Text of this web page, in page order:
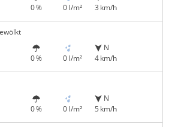
0 % 0 l/m²
3 km/h
0 % 0 l/m²
N
4 km/h
0 % 0 l/m²
N
5 km/h